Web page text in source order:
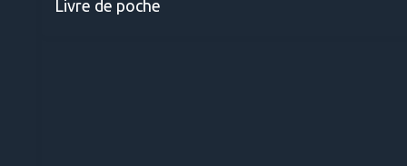
Livre de poche